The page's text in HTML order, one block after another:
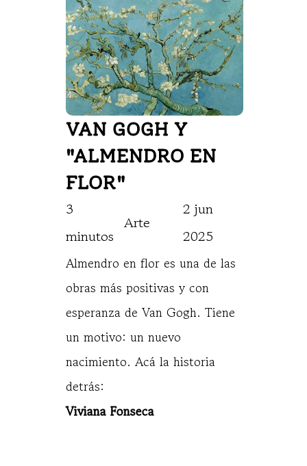
VAN GOGH Y
"ALMENDRO EN
FLOR"
3
minutos
Arte
2 jun
2025
Almendro en flor es una de las
obras más positivas y con
esperanza de Van Gogh. Tiene
un motivo: un nuevo
nacimiento. Acá la historia
detrás:
Viviana Fonseca